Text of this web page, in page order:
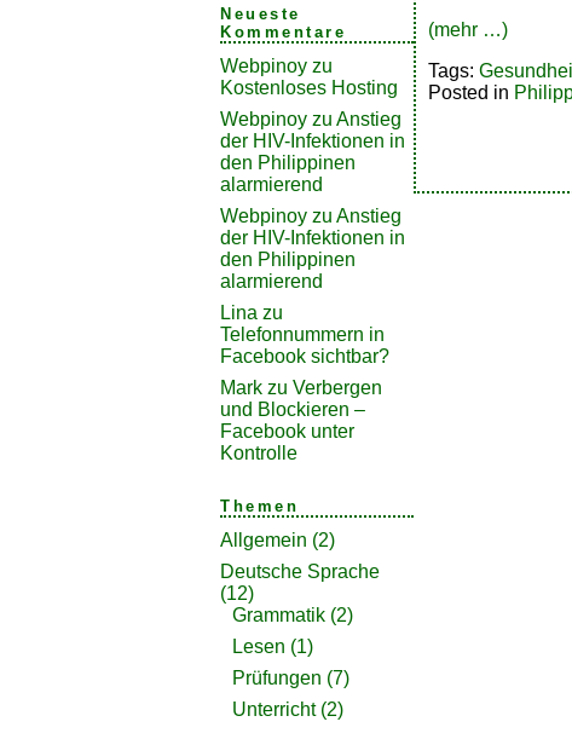
Neueste
Kommentare
Webpinoy zu
Kostenloses Hosting
Webpinoy zu Anstieg
der HIV-Infektionen in
den Philippinen
alarmierend
Webpinoy zu Anstieg
der HIV-Infektionen in
den Philippinen
alarmierend
Lina zu
Telefonnummern in
Facebook sichtbar?
Mark zu Verbergen
und Blockieren –
Facebook unter
Kontrolle
Themen
Allgemein (2)
Deutsche Sprache
(12)
Grammatik (2)
Lesen (1)
Prüfungen (7)
Unterricht(2)
(mehr …)
Tags:
Posted in